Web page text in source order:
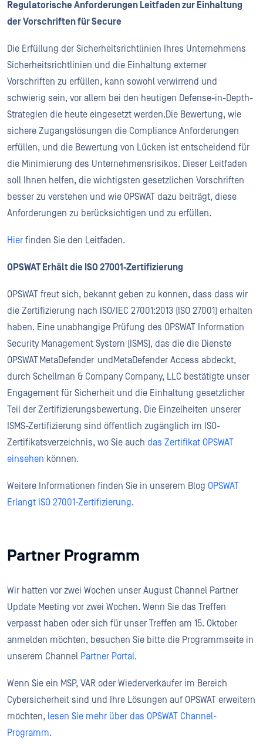
Regulatorische Anforderungen Leitfaden zur Einhaltung
der Vorschriften für Secure
Die Erfüllung der Sicherheitsrichtlinien Ihres Unternehmens
Sicherheitsrichtlinien und die Einhaltung externer
Vorschriften zu erfüllen, kann sowohl verwirrend und
schwierig sein, vor allem bei den heutigen Defense-in-Depth-
Strategien die heute eingesetzt werden.Die Bewertung, wie
sichere Zugangslösungen die Compliance Anforderungen
erfüllen, und die Bewertung von Lücken ist entscheidend für
die Minimierung des Unternehmensrisikos. Dieser Leitfaden
soll Ihnen helfen, die wichtigsten gesetzlichen Vorschriften
besser zu verstehen und wie OPSWAT dazu beiträgt, diese
Anforderungen zu berücksichtigen und zu erfüllen.
Hier finden Sie den Leitfaden.
OPSWAT Erhält die ISO 27001-Zertifizierung
OPSWAT freut sich, bekannt geben zu können, dass dass wir
die Zertifizierung nach ISO/IEC 27001:2013 (ISO 27001) erhalten
haben. Eine unabhängige Prüfung des OPSWAT Information
Security Management System (ISMS), das die die Dienste
OPSWAT MetaDefender undMetaDefender Access abdeckt,
durch Schellman & Company Company, LLC bestätigte unser
Engagement für Sicherheit und die Einhaltung gesetzlicher
Teil der Zertifizierungsbewertung. Die Einzelheiten unserer
ISMS-Zertifizierung sind öffentlich zugänglich im ISO-
Zertifikatsverzeichnis, wo Sie auch das Zertifikat OPSWAT
einsehen können.
Weitere Informationen finden Sie in unserem Blog OPSWAT
Erlangt ISO 27001-Zertifizierung.
Partner Programm
Wir hatten vor zwei Wochen unser August Channel Partner
Update Meeting vor zwei Wochen. Wenn Sie das Treffen
verpasst haben oder sich für unser Treffen am 15. Oktober
anmelden möchten, besuchen Sie bitte die Programmseite in
unserem Channel Partner Portal.
Wenn Sie ein MSP, VAR oder Wiederverkäufer im Bereich
Cybersicherheit sind und Ihre Lösungen auf OPSWAT erweitern
möchten, lesen Sie mehr über das OPSWAT Channel-
Programm.